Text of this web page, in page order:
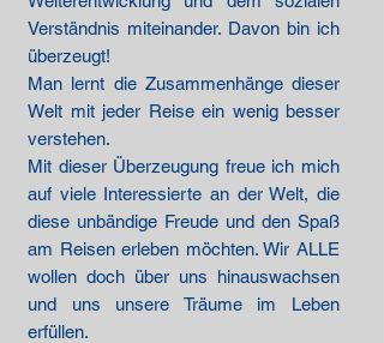
Verständnis miteinander. Davon bin ich
überzeugt!
Man lernt die Zusammenhänge dieser
Welt mit jeder Reise ein wenig besser
verstehen.
Mit dieser Überzeugung freue ich mich
auf viele Interessierte an der Welt, die
diese unbändige Freude und den Spaß
am Reisen erleben möchten. Wir ALLE
wollen doch über uns hinauswachsen
und uns unsere Träume im Leben
erfüllen.